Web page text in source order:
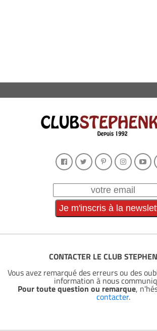
CONTACTER LE CLUB
Vous avez remarqué des erreurs ou des
information à nous
Pour toute question ou remarque,
contacter.